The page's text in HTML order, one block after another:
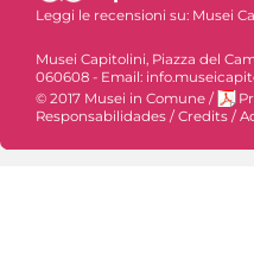
Leggi le recensioni su: Musei
Musei Capitolini, Piazza del
060608 - Email:
© 2017 Musei in Comune /
Responsabilidades / Credits /